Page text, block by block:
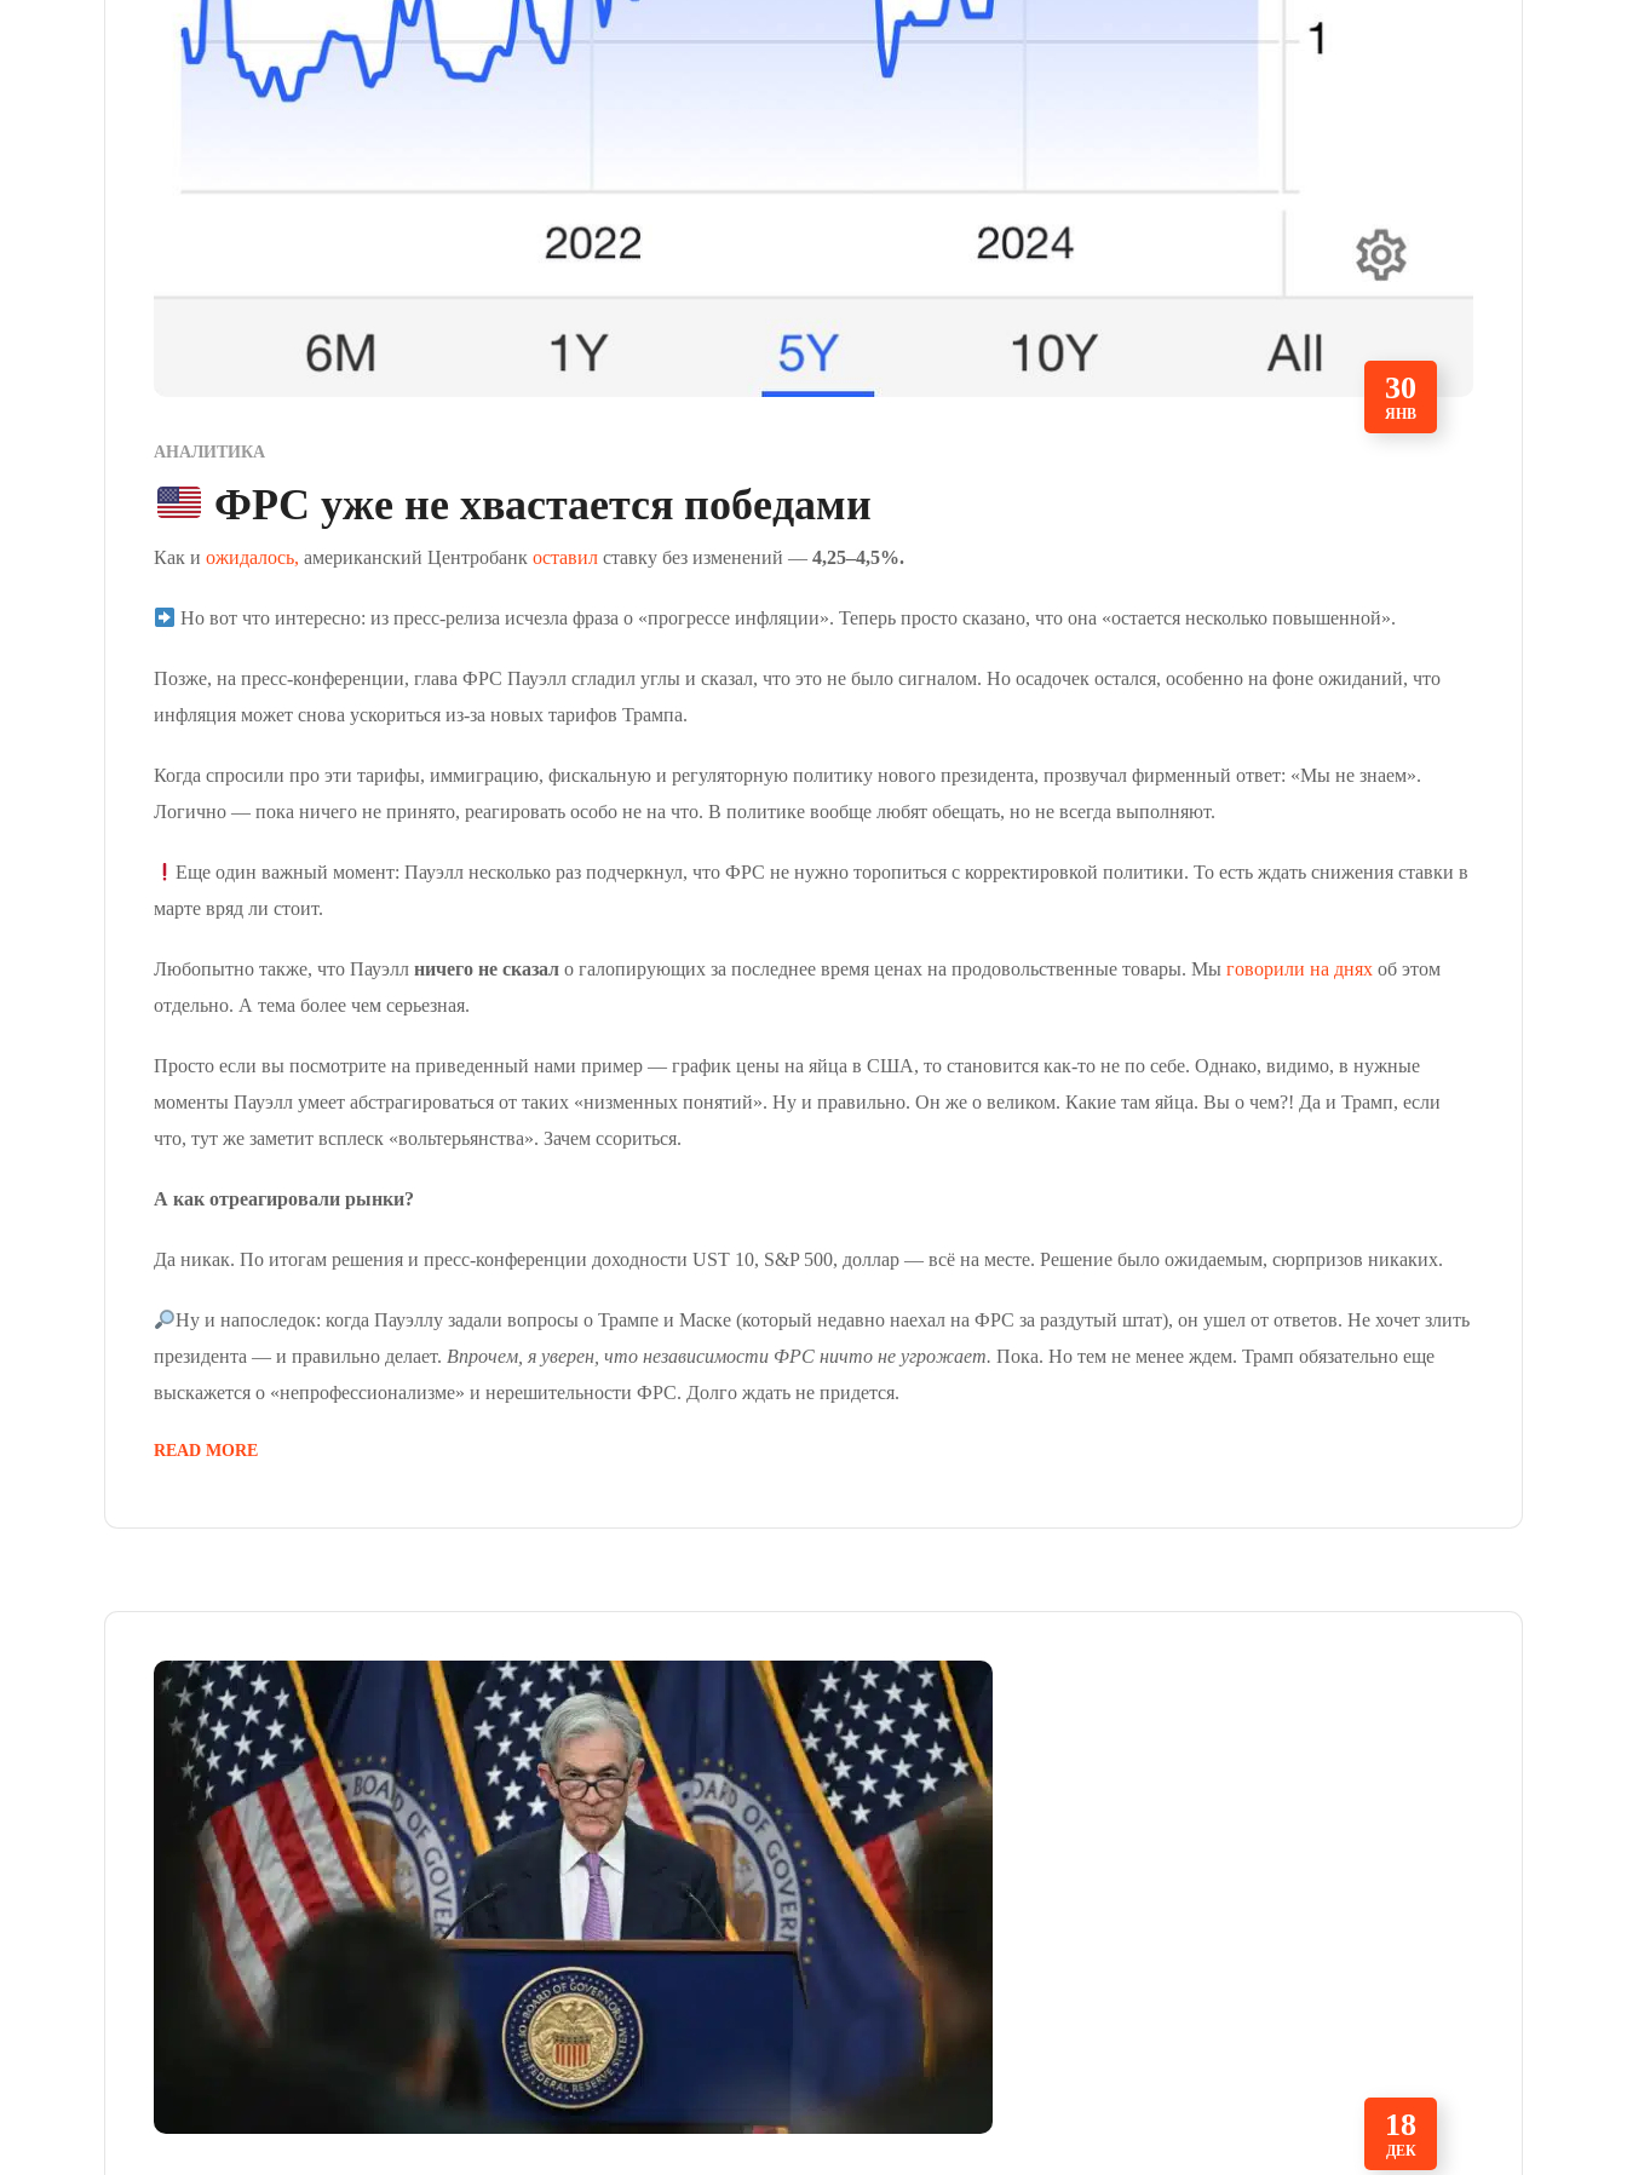
30
ЯНВ
АНАЛИТИКА
ФРС уже не хвастается победами
Как и ожидалось, американский Центробанк оставил ставку без изменений — 4,25–4,5%.
Но вот что интересно: из пресс-релиза исчезла фраза о «прогрессе инфляции». Теперь просто сказано, что она «остается несколько повышенной».
Позже, на пресс-конференции, глава ФРС Пауэлл сгладил углы и сказал, что это не было сигналом. Но осадочек остался, особенно на фоне ожиданий, что
инфляция может снова ускориться из-за новых тарифов Трампа.
Когда спросили про эти тарифы, иммиграцию, фискальную и регуляторную политику нового президента, прозвучал фирменный ответ: «Мы не знаем».
Логично — пока ничего не принято, реагировать особо не на что. В политике вообще любят обещать, но не всегда выполняют.
Еще один важный момент: Пауэлл несколько раз подчеркнул, что ФРС не нужно торопиться с корректировкой политики. То есть ждать снижения ставки в
марте вряд ли стоит.
Любопытно также, что Пауэлл ничего не сказал о галопирующих за последнее время ценах на продовольственные товары. Мы говорили на днях об этом
отдельно. А тема более чем серьезная.
Просто если вы посмотрите на приведенный нами пример — график цены на яйца в США, то становится как-то не по себе. Однако, видимо, в нужные
моменты Пауэлл умеет абстрагироваться от таких «низменных понятий». Ну и правильно. Он же о великом. Какие там яйца. Вы о чем?! Да и Трамп, если
что, тут же заметит всплеск «вольтерьянства». Зачем ссориться.
А как отреагировали рынки?
Да никак. По итогам решения и пресс-конференции доходности UST 10, S&P 500, доллар — всё на месте. Решение было ожидаемым, сюрпризов никаких.
Ну и напоследок: когда Пауэллу задали вопросы о Трампе и Маске (который недавно наехал на ФРС за раздутый штат), он ушел от ответов. Не хочет злить
президента — и правильно делает. Впрочем, я уверен, что независимости ФРС ничто не угрожает. Пока. Но тем не менее ждем. Трамп обязательно еще
выскажется о «непрофессионализме» и нерешительности ФРС. Долго ждать не придется.
READ MORE
18
ДЕК